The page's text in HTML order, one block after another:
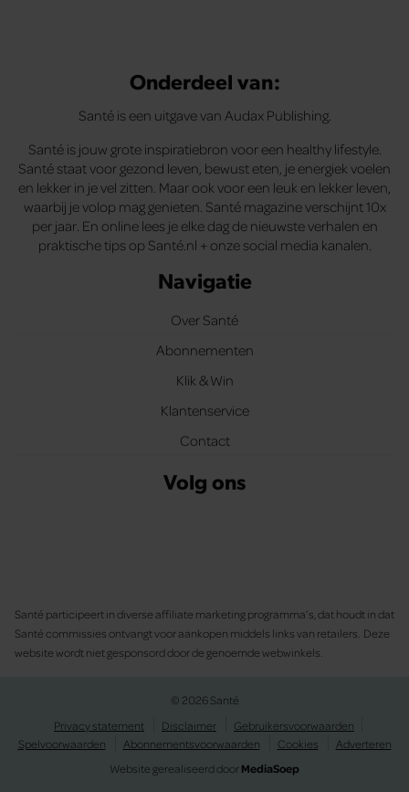
Onderdeel van:
Santé is een uitgave van Audax Publishing.
Santé is jouw grote inspiratiebron voor een healthy lifestyle.
Santé staat voor gezond leven, bewust eten, je energiek voelen
en lekker in je vel zitten. Maar ook voor een leuk en lekker leven,
waarbij je volop mag genieten. Santé magazine verschijnt 10x
per jaar. En online lees je elke dag de nieuwste verhalen en
praktische tips op Santé.nl + onze social media kanalen.
Navigatie
Over Santé
Abonnementen
Klik & Win
Klantenservice
Contact
Volg ons
Santé participeert in diverse affiliate marketing programma’s, dat houdt in dat
Santé commissies ontvangt voor aankopen middels links van retailers. Deze
website wordt niet gesponsord door de genoemde webwinkels.
© 2026 Santé
Privacy statement
Disclaimer
Gebruikersvoorwaarden
Spelvoorwaarden
Abonnementsvoorwaarden Cookies
Adverteren
Website gerealiseerd doorMediaSoep